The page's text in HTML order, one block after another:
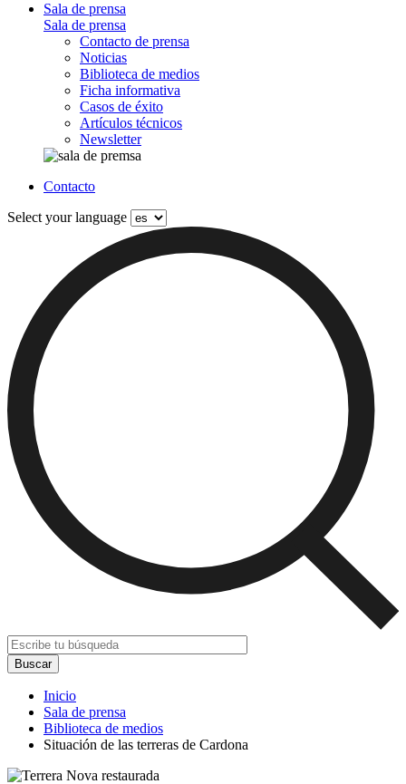
Sala de prensa
Sala de prensa
Contacto de prensa
Noticias
Biblioteca de medios
Ficha informativa
Casos de éxito
Artículos técnicos
Newsletter
Contacto
Select your language
Inicio
Sala de prensa
Biblioteca de medios
Situación de las terreras de Cardona